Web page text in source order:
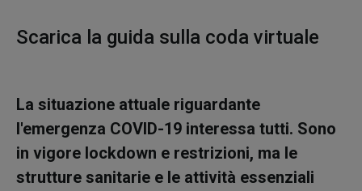
Scarica la guida sulla coda virtuale
La situazione attuale riguardante
l'emergenza COVID-19 interessa tutti. Sono
in vigore lockdown e restrizioni, ma le
strutture sanitarie e le attività essenziali